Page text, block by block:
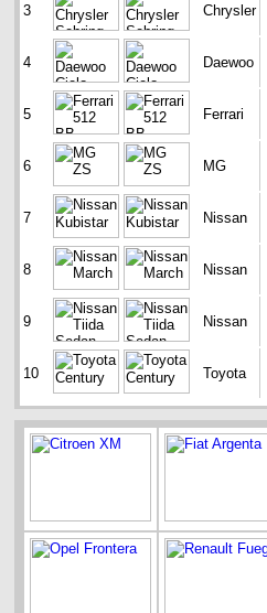
3 Chrysler
4 Daewoo
5 Ferrari
6 MG
7 Nissan
8 Nissan
9 Nissan
10 Toyota